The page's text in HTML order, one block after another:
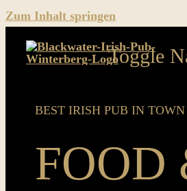
Zum Inhalt springen
Toggle
Music
BEST IRISH PUB IN TOWN
FOOD